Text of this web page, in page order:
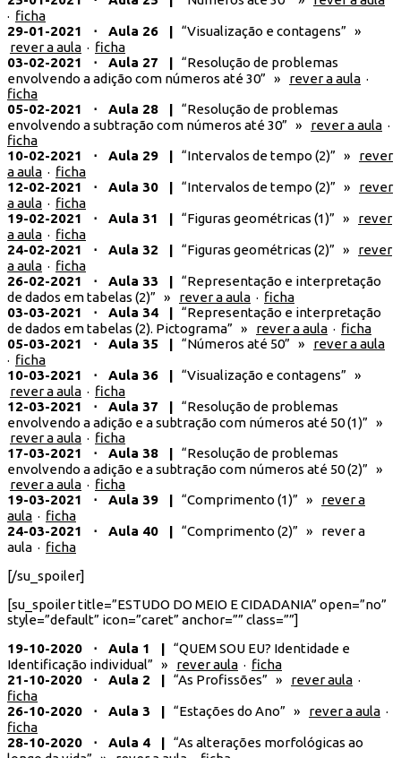
· ficha
29-01-2021 ⋅ Aula 26 | “Visualização e contagens” »
rever a aula · ficha
03-02-2021 ⋅ Aula 27 | “Resolução de problemas
envolvendo a adição com números até 30” » rever a aula ·
ficha
05-02-2021 ⋅ Aula 28 | “Resolução de problemas
envolvendo a subtração com números até 30” » rever a aula ·
ficha
10-02-2021 ⋅ Aula 29 | “Intervalos de tempo (2)” » rever
a aula · ficha
12-02-2021 ⋅ Aula 30 | “Intervalos de tempo (2)” » rever
a aula · ficha
19-02-2021 ⋅ Aula 31 | “Figuras geométricas (1)” » rever
a aula · ficha
24-02-2021 ⋅ Aula 32 | “Figuras geométricas (2)” » rever
a aula · ficha
26-02-2021 ⋅ Aula 33 | “Representação e interpretação
de dados em tabelas (2)” » rever a aula · ficha
03-03-2021 ⋅ Aula 34 | “Representação e interpretação
de dados em tabelas (2). Pictograma” » rever a aula · ficha
05-03-2021 ⋅ Aula 35 | “Números até 50” » rever a aula
· ficha
10-03-2021 ⋅ Aula 36 | “Visualização e contagens” »
rever a aula · ficha
12-03-2021 ⋅ Aula 37 | “Resolução de problemas
envolvendo a adição e a subtração com números até 50 (1)​” »
rever a aula · ficha
17-03-2021 ⋅ Aula 38 | “Resolução de problemas
envolvendo a adição e a subtração com números até 50 (2)​” »
rever a aula · ficha
19-03-2021 ⋅ Aula 39 | “Comprimento (1)​” » rever a
aula · ficha
24-03-2021 ⋅ Aula 40 | “Comprimento (2)​” » rever a
aula · ficha
[/su_spoiler]
[su_spoiler title=”ESTUDO DO MEIO E CIDADANIA” open=”no”
style=”default” icon=”caret” anchor=”” class=””]
19-10-2020 ⋅ Aula 1 | “QUEM SOU EU? Identidade e
Identificação individual” » rever aula · ficha
21-10-2020 ⋅ Aula 2 | “As Profissões” » rever aula ·
ficha
26-10-2020 ⋅ Aula 3 | “Estações do Ano” » rever a aula ·
ficha
28-10-2020 ⋅ Aula 4 | “As alterações morfológicas ao